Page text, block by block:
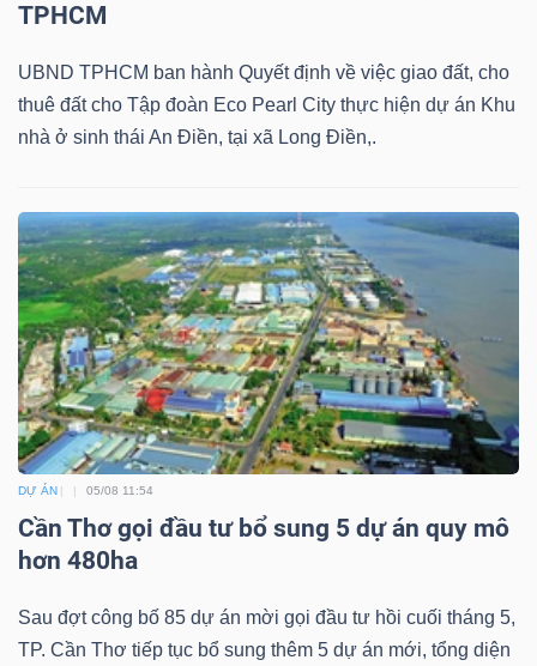
TPHCM
UBND TPHCM ban hành Quyết định về việc giao đất, cho
thuê đất cho Tập đoàn Eco Pearl City thực hiện dự án Khu
nhà ở sinh thái An Điền, tại xã Long Điền,.
DỰ ÁN 05/08 11:54
Cần Thơ gọi đầu tư bổ sung 5 dự án quy mô
hơn 480ha
Sau đợt công bố 85 dự án mời gọi đầu tư hồi cuối tháng 5,
TP. Cần Thơ tiếp tục bổ sung thêm 5 dự án mới, tổng diện